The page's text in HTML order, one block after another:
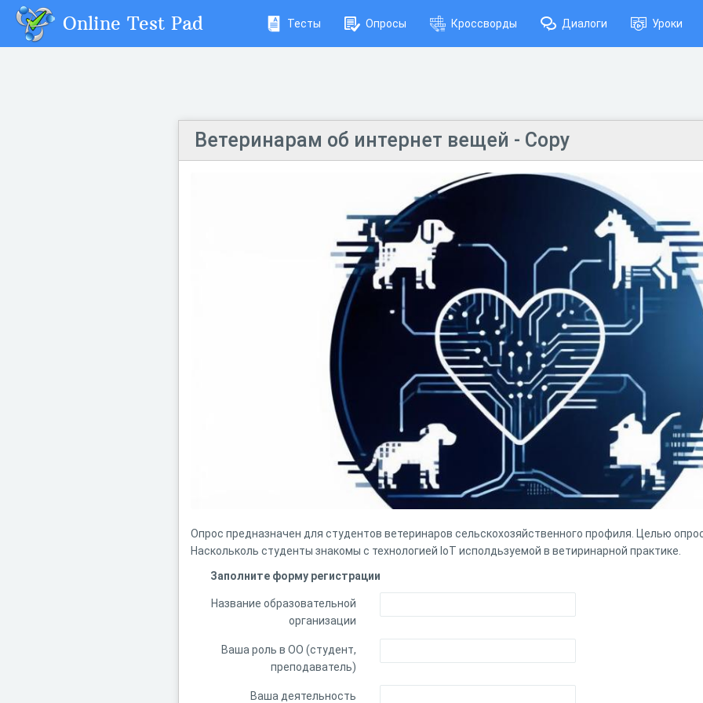
Online Test Pad Тесты Опросы Кроссворды Диалоги Уроки
Ветеринарам об интернет вещей - Copy
Опрос предназначен для студентов ветеринаров сельскохозяйственного профиля. Целью
Наскольколь студенты знакомы с технологией IoT исполдьзуемой в ветиринарной практике.
Заполните форму регистрации
Название образовательной
организации
Ваша роль в ОО (студент,
преподаватель)
Ваша деятельность